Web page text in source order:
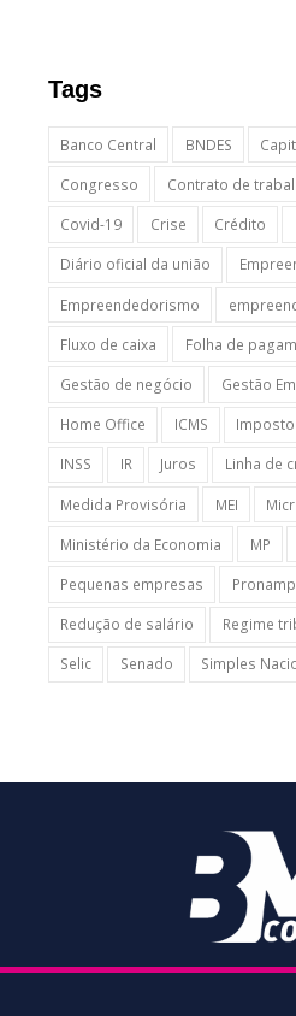
Tags
Banco Central BNDES
Congresso
Contrato de
Covid-19
Crise Crédito
Diário oficial da união
Empreendedorismo
Fluxo de caixa
Folha de
Gestão de negócio
Gestão
Home Office
ICMS
INSS
IR Juros
Linha de
Medida Provisória
MEI
Ministério da Economia
MP
Pequenas empresas
Redução de salário
Regime
Selic
Senado Simples